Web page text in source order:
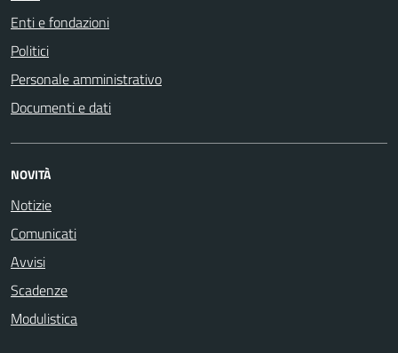
Enti e fondazioni
Politici
Personale amministrativo
Documenti e dati
NOVITÀ
Notizie
Comunicati
Avvisi
Scadenze
Modulistica